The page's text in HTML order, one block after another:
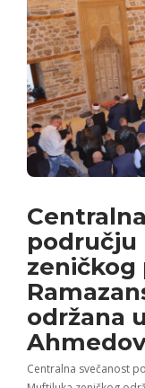
zeničkog
održana
Centralna svečanost